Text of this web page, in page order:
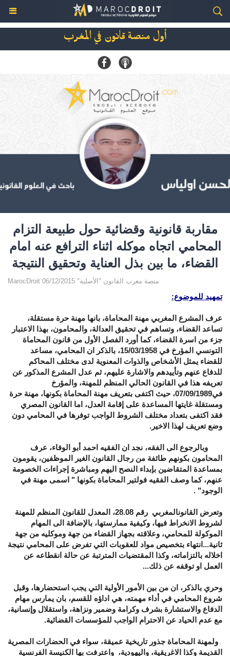
أول منصة قانون في المغرب
مقاربة قانونية وقضائية حول طبيعة التزام
المحامي اتجاه موكله اثناء الترافع عنه امام
القضاء، ما بين بذل العناية وتحقيق النتيجة
MarocDroit منصة مغرب القانون "الأصلية" 06/12/2015
تمهيد للموضوع:
عرف المشرع المغربي مهنة المحاماة، بانها مهنة حرة مستقلة،
تساعد القضاء، وتساهم في تحقيق العدالة، والمحامون، بهذا الاعتبار
جزء من اسرة القضاء، كما أورد الفصل الأول من قانون المحاماة
التونسي المؤرخ في 15/03/1958، بالذكر ان المحامي، مساعد
للقضاء يمثل الأشخاص والذوات المعنوية لدى مختلف المحاكم
للدفاع عنهم وتأييدهم والاشارة عليهم، ثم عدل المشرع المذكور عن
تعريفه هذا في القانون الحالي المنظم للمهنة، والمؤرخ
في07/09/1989، حيث اكتفى بتعريف مهنة المحاماة بكونها، مهنة حرة
ومستقلة غايتها المساعدة على إقامة العدل، اما القانون المصري
فقد اكتفى بتعداد مختلف الشروط الواجب توفرها في المحامي دون
وضع تعريف لهذا الاخير.
وبالرجوع الى الفقه، نجد ان الفقيه احمد أبو الوفاء، عرف
المحامون بكونهم طائفة من رجال القانون الغير الموظفين، يقومون
بمساعدة المتقاضين بإبداء النصح اليهم ومباشرة إجراءات الخصومة
عنهم، كما وصف الفقيه فولتير المحاماة بكونها " اسمى مهنة في
الوجود" .
وتعرض القانونالمغربي رقم 28.08، المعدل للقانون المنظم للمهنة
لشروط الانخراط فيها، وكيفية ممارستها، بالإضافة الى المهام
الموكولة للمحامي، وعلاقته بجهاز القضاء من جهة وموكليه من جهة
ثانية...انتهاء بتخصيص مواد للعقوبات التي تفرض على المحامي نتيجة
اخلاله بالتزاماته، وكذا المقتضيات المترتبة عن حالة انقطاعه عن
العمل او توقفه عن ذلك...
وحري بالذكر، ان من بين الأمور الأولية التي يجب استحضارها، وقبل
شروع المحامي في أداء مهمته، هي اداؤه للقسم، بان يمارس مهام
الدفاع والاستشارة بشرف وكرامة وضمير ونزاهة، واستقلال وإنسانية،
مع عدم الحياد عن الاحترام الواجب للمؤسسات القضائية.
ولمهنة المحاماة جذور تاريخية عميقة، سواء في الحضارات المصرية
القديمة وكذا الاغريقية، واليهودية، واعترفت بها الكنيسة الفرنسية